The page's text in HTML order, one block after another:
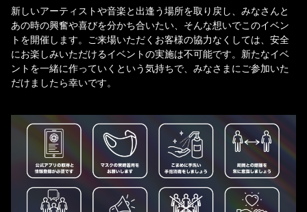
新しいアーティストや音楽と出逢う場所を取り戻し、みなさんと
あの時の興奮や喜びを分かち合いたい、そんな想いでこのイベン
トを開催します。ご来場いただくお客様の協力なくしては、安全
にお楽しみいただけるイベントの実施は不可能です。新たなイベ
ントを一緒に作っていくという気持ちで、みなさまにご参加いた
だけましたら幸いです。